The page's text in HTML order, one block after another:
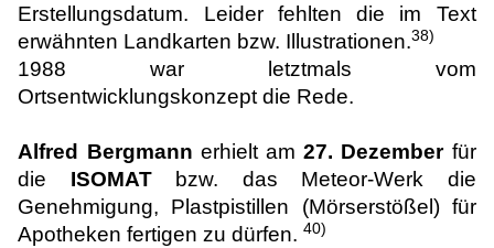
Erstellungsdatum. Leider fehlten die im Text
erwähnten Landkarten bzw. Illustrationen.38)
1988 war letztmals vom
Ortsentwicklungskonzept die Rede.
Alfred Bergmann erhielt am27. Dezemberfür
die ISOMATbzw. das Meteor-Werk die
Genehmigung, Plastpistillen (Mörserstößel) für
Apotheken fertigen zu dürfen.40)